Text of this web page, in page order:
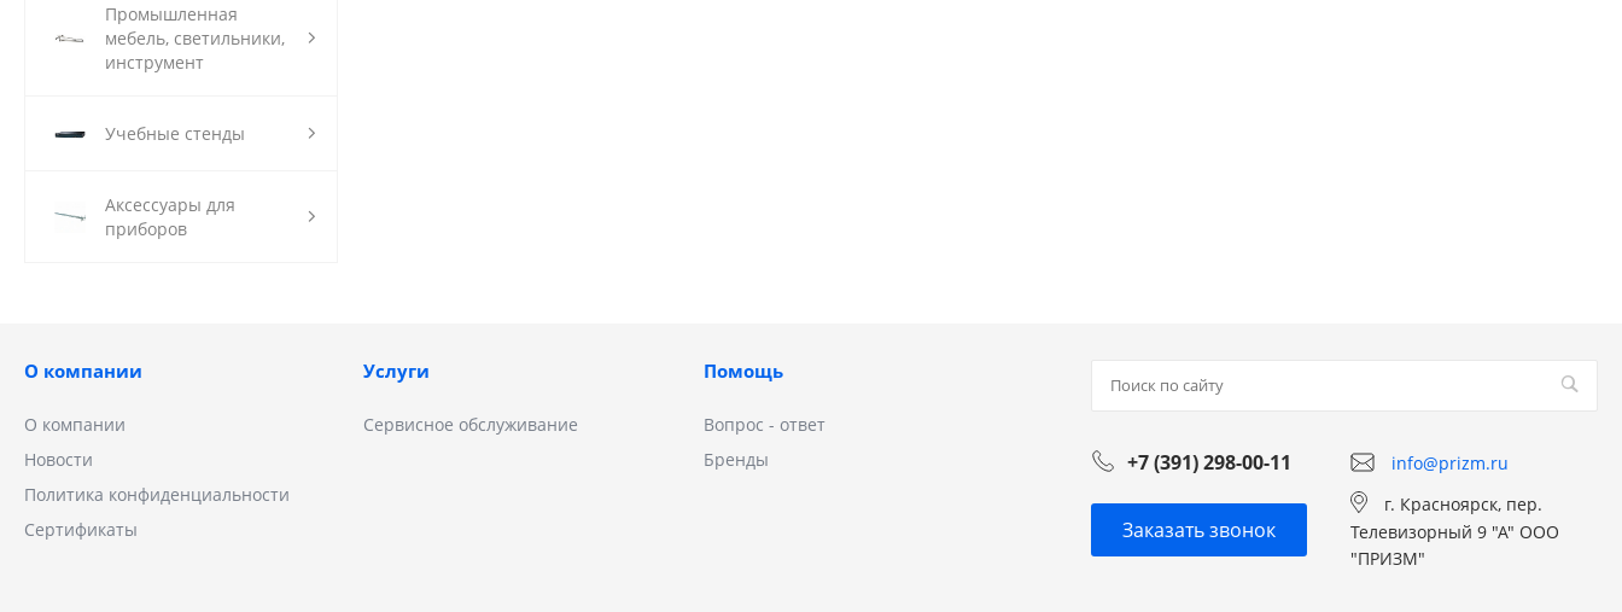
Промышленная
мебель, светильники,
инструмент
Учебные стенды
Аксессуары для
приборов
О компании
О компании
Новости
Политика конфиденциальности
Сертификаты
Услуги
Сервисное обслуживание
Помощь
Вопрос - ответ
Бренды
+7 (391) 298-00-11 info@prizm.ru
Заказать звонок
г. Красноярск, пер.
Телевизорный 9 "А" ООО
"ПРИЗМ"